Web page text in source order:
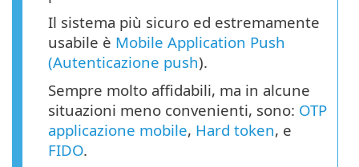
Il sistema più sicuro ed estremamente
usabile è Mobile Application Push
(Autenticazione push).
Sempre molto affidabili, ma in alcune
situazioni meno convenienti, sono: OTP
applicazione mobile, Hard token, e
FIDO.